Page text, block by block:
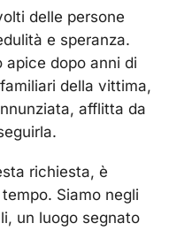
delle persone
e speranza.
apice dopo anni di
della vittima,
afflitta da
richiesta, è
Siamo negli
un luogo segnato